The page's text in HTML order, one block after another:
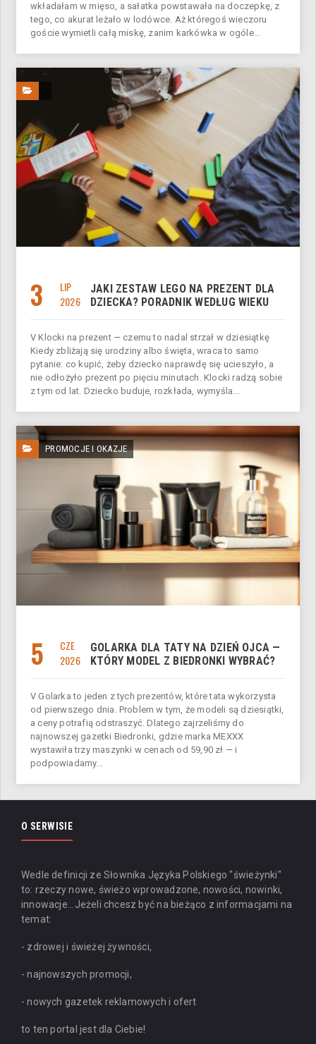
wkładałam w mięso, a sałatka powstawała na doczepkę, z
tego, co akurat leżało w lodówce. Aż któregoś wieczoru
goście wymietli całą miskę, zanim karkówka w ogóle...
3
LIP
2026
JAKI ZESTAW LEGO NA PREZENT DLA
DZIECKA? PORADNIK WEDŁUG WIEKU
V Klocki na prezent — czemu to nadal strzał w dziesiątkę
Kiedy zbliżają się urodziny albo święta, wraca to samo
pytanie: co kupić, żeby dziecko naprawdę się ucieszyło, a
nie odłożyło prezent po pięciu minutach. Klocki radzą sobie
z tym od lat. Dziecko buduje, rozkłada, wymyśla...
PROMOCJE I OKAZJE
5
CZE
2026
GOLARKA DLA TATY NA DZIEŃ OJCA —
KTÓRY MODEL Z BIEDRONKI WYBRAĆ?
V Golarka to jeden z tych prezentów, które tata wykorzysta
od pierwszego dnia. Problem w tym, że modeli są dziesiątki,
a ceny potrafią odstraszyć. Dlatego zajrzeliśmy do
najnowszej gazetki Biedronki, gdzie marka MEXXX
wystawiła trzy maszynki w cenach od 59,90 zł — i
podpowiadamy...
O SERWISIE
Wedle definicji ze Słownika Języka Polskiego "świeżynki"
to: rzeczy nowe, świeżo wprowadzone, nowości, nowinki,
innowacje... Jeżeli chcesz być na bieżąco z informacjami na
temat:
- zdrowej i świeżej żywności,
- najnowszych promocji,
- nowych gazetek reklamowych i ofert
to ten portal jest dla Ciebie!